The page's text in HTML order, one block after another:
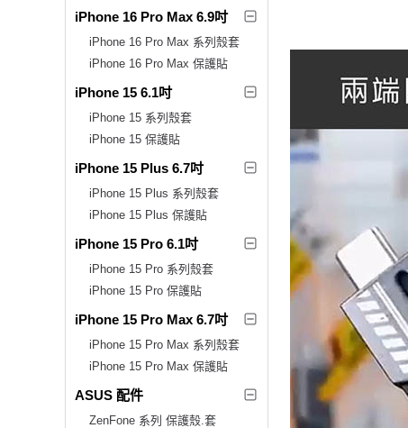
iPhone 16 Pro Max 6.9吋
iPhone 16 Pro Max 系列殼套
iPhone 16 Pro Max 保護貼
iPhone 15 6.1吋
iPhone 15 系列殼套
iPhone 15 保護貼
iPhone 15 Plus 6.7吋
iPhone 15 Plus 系列殼套
iPhone 15 Plus 保護貼
iPhone 15 Pro 6.1吋
iPhone 15 Pro 系列殼套
iPhone 15 Pro 保護貼
iPhone 15 Pro Max 6.7吋
iPhone 15 Pro Max 系列殼套
iPhone 15 Pro Max 保護貼
ASUS 配件
ZenFone 系列 保護殼.套